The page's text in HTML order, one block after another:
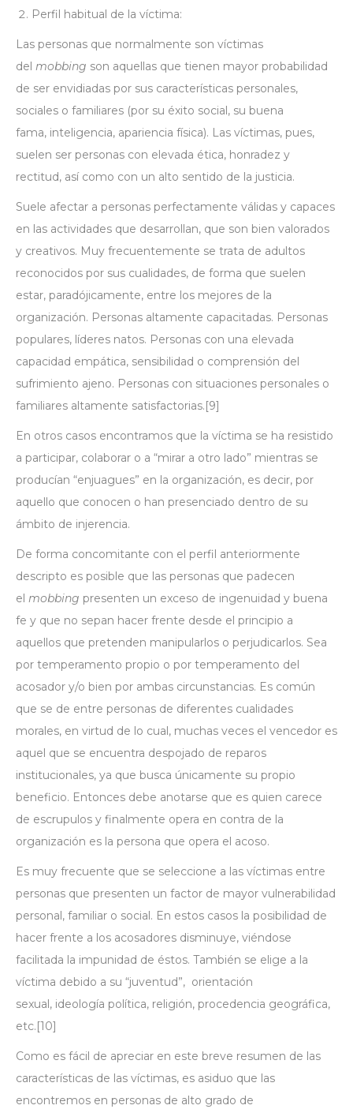
Perfil habitual de la víctima:
Las personas que normalmente son víctimas
del mobbing son aquellas que tienen mayor probabilidad
de ser envidiadas por sus características personales,
sociales o familiares (por su éxito social, su buena
fama, inteligencia, apariencia física). Las víctimas, pues,
suelen ser personas con elevada ética, honradez y
rectitud, así como con un alto sentido de la justicia.
Suele afectar a personas perfectamente válidas y capaces
en las actividades que desarrollan, que son bien valorados
y creativos. Muy frecuentemente se trata de adultos
reconocidos por sus cualidades, de forma que suelen
estar, paradójicamente, entre los mejores de la
organización. Personas altamente capacitadas. Personas
populares, líderes natos. Personas con una elevada
capacidad empática, sensibilidad o comprensión del
sufrimiento ajeno. Personas con situaciones personales o
familiares altamente satisfactorias.[9]
En otros casos encontramos que la víctima se ha resistido
a participar, colaborar o a “mirar a otro lado” mientras se
producían “enjuagues” en la organización, es decir, por
aquello que conocen o han presenciado dentro de su
ámbito de injerencia.
De forma concomitante con el perfil anteriormente
descripto es posible que las personas que padecen
el mobbing presenten un exceso de ingenuidad y buena
fe y que no sepan hacer frente desde el principio a
aquellos que pretenden manipularlos o perjudicarlos. Sea
por temperamento propio o por temperamento del
acosador y/o bien por ambas circunstancias. Es común
que se de entre personas de diferentes cualidades
morales, en virtud de lo cual, muchas veces el vencedor es
aquel que se encuentra despojado de reparos
institucionales, ya que busca únicamente su propio
beneficio. Entonces debe anotarse que es quien carece
de escrupulos y finalmente opera en contra de la
organización es la persona que opera el acoso.
Es muy frecuente que se seleccione a las víctimas entre
personas que presenten un factor de mayor vulnerabilidad
personal, familiar o social. En estos casos la posibilidad de
hacer frente a los acosadores disminuye, viéndose
facilitada la impunidad de éstos. También se elige a la
víctima debido a su “juventud”, orientación
sexual, ideología política, religión, procedencia geográfica,
etc.[10]
Como es fácil de apreciar en este breve resumen de las
características de las víctimas, es asiduo que las
encontremos en personas de alto grado de